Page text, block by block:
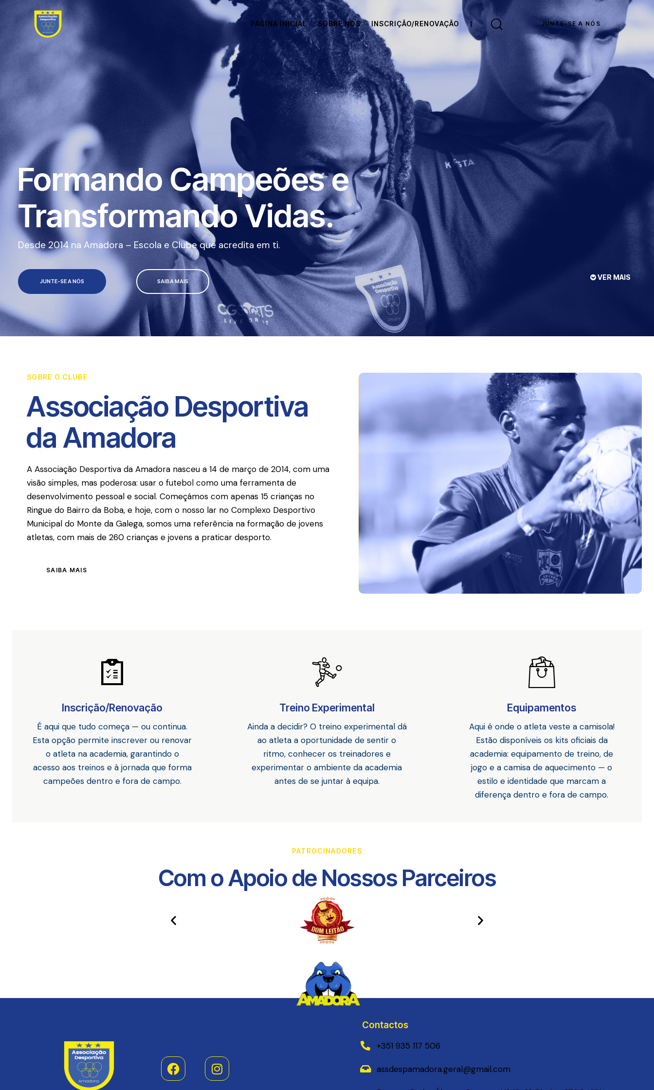
PÁGINA INICIAL SOBRE NÓS INSCRIÇÃO/RENOVAÇÃO JUNTE-SE A NÓS
VER MAIS
SAIBA MAIS
JUNTE-SE A NÓS
Desde 2014 na Amadora – Escola e Clube que acredita em ti.
Formando Campeões e
Transformando Vidas.
SOBRE O CLUBE
Associação Desportiva
da Amadora
A Associação Desportiva da Amadora nasceu a 14 de março de 2014, com uma
visão simples, mas poderosa: usar o futebol como uma ferramenta de
desenvolvimento pessoal e social. Começámos com apenas 15 crianças no
Ringue do Bairro da Boba, e hoje, com o nosso lar no Complexo Desportivo
Municipal do Monte da Galega, somos uma referência na formação de jovens
atletas, com mais de 260 crianças e jovens a praticar desporto.
SAIBA MAIS
Inscrição/Renovação
É aqui que tudo começa — ou continua.
Esta opção permite inscrever ou renovar
o atleta na academia, garantindo o
acesso aos treinos e à jornada que forma
campeões dentro e fora de campo.
Treino Experimental
Ainda a decidir? O treino experimental dá
ao atleta a oportunidade de sentir o
ritmo, conhecer os treinadores e
experimentar o ambiente da academia
antes de se juntar à equipa.
Equipamentos
Aqui é onde o atleta veste a camisola!
Estão disponíveis os kits oficiais da
academia: equipamento de treino, de
jogo e a camisa de aquecimento — o
estilo e identidade que marcam a
diferença dentro e fora de campo.
PATROCINADORES
Com o Apoio de Nossos Parceiros​
Contactos
+351 935 117 506
assdespamadora.geral@gmail.com